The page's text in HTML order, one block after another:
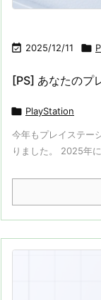
 2025/12/11 
[PS] あなたのプ
 PlayStation
今年もプレイステー
りました。 2025年